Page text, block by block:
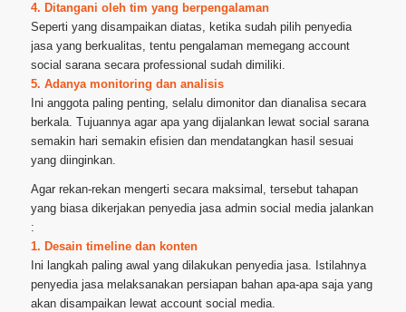
4. Ditangani oleh tim yang berpengalaman
Seperti yang disampaikan diatas, ketika sudah pilih penyedia
jasa yang berkualitas, tentu pengalaman memegang account
social sarana secara professional sudah dimiliki.
5. Adanya monitoring dan analisis
Ini anggota paling penting, selalu dimonitor dan dianalisa secara
berkala. Tujuannya agar apa yang dijalankan lewat social sarana
semakin hari semakin efisien dan mendatangkan hasil sesuai
yang diinginkan.
Agar rekan-rekan mengerti secara maksimal, tersebut tahapan
yang biasa dikerjakan penyedia jasa admin social media jalankan
:
1. Desain timeline dan konten
Ini langkah paling awal yang dilakukan penyedia jasa. Istilahnya
penyedia jasa melaksanakan persiapan bahan apa-apa saja yang
akan disampaikan lewat account social media.